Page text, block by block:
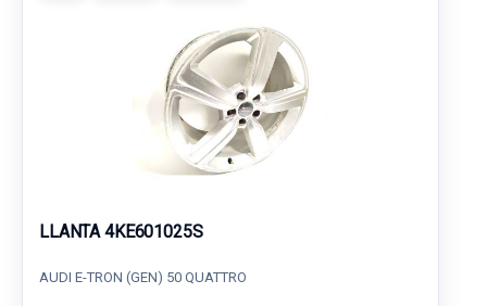
LLANTA 4KE601025S
AUDI E-TRON (GEN) 50 QUATTRO